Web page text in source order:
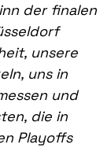
der finalen
unsere
uns in
und
die in
Playoffs